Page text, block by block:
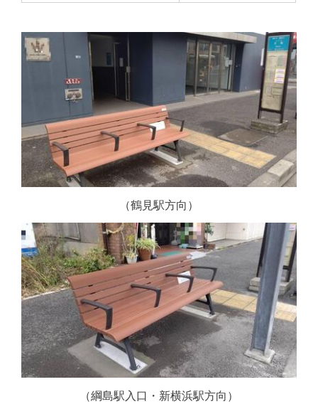
（鶴見駅方向）
（綱島駅入口・新横浜駅方向）